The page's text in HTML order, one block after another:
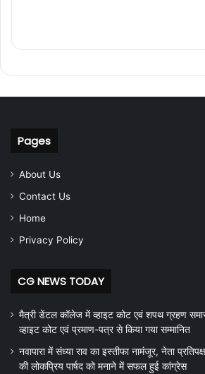
Pages
About Us
Contact Us
Home
Privacy Policy
CG NEWS TODAY
मैत्री डेंटल कॉलेज में व्हाइट कोट एवं शपथ ग्रहण
व्हाइट कोट एवं प्रमाण-पत्र से किया गया सम्मानित
नवापारा में संध्या राव का इस्तीफा नामंजूर, नेता
की लोकप्रिय पार्षद को मनाने में सफल हुई कांग्रेस